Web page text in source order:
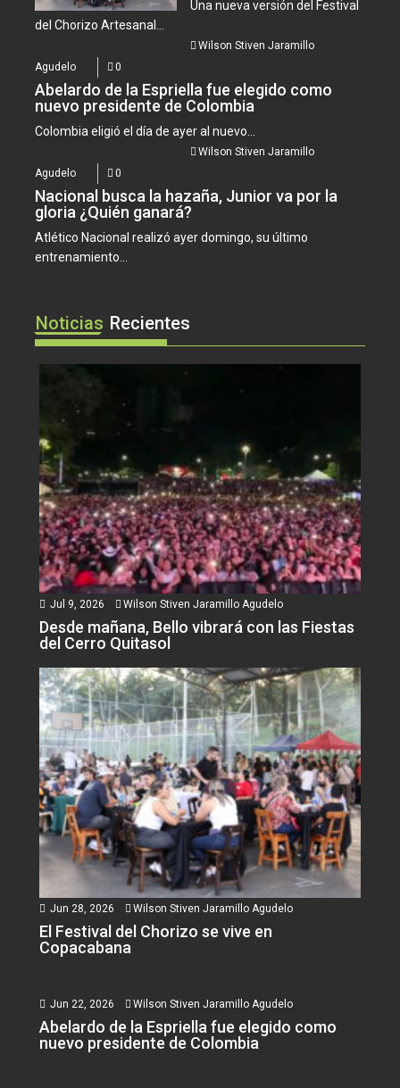
Una nueva versión del Festival
del Chorizo Artesanal...
Wilson Stiven Jaramillo
Agudelo
0
Abelardo de la Espriella fue elegido como
nuevo presidente de Colombia
Colombia eligió el día de ayer al nuevo...
Wilson Stiven Jaramillo
Agudelo
0
Nacional busca la hazaña, Junior va por la
gloria ¿Quién ganará?
Atlético Nacional realizó ayer domingo, su último
entrenamiento...
Noticias Recientes
Jul 9, 2026 Wilson Stiven Jaramillo Agudelo
Desde mañana, Bello vibrará con las Fiestas
del Cerro Quitasol
Jun 28, 2026 Wilson Stiven Jaramillo Agudelo
El Festival del Chorizo se vive en
Copacabana
Jun 22, 2026 Wilson Stiven Jaramillo Agudelo
Abelardo de la Espriella fue elegido como
nuevo presidente de Colombia